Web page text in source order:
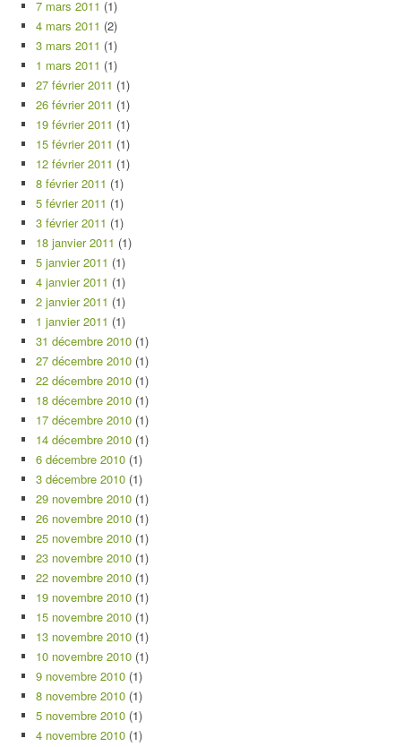
7 mars 2011 (1)
4 mars 2011 (2)
3 mars 2011 (1)
1 mars 2011 (1)
27 février 2011 (1)
26 février 2011 (1)
19 février 2011 (1)
15 février 2011 (1)
12 février 2011 (1)
8 février 2011 (1)
5 février 2011 (1)
3 février 2011 (1)
18 janvier 2011 (1)
5 janvier 2011 (1)
4 janvier 2011 (1)
2 janvier 2011 (1)
1 janvier 2011 (1)
31 décembre 2010 (1)
27 décembre 2010 (1)
22 décembre 2010 (1)
18 décembre 2010 (1)
17 décembre 2010 (1)
14 décembre 2010 (1)
6 décembre 2010 (1)
3 décembre 2010 (1)
29 novembre 2010 (1)
26 novembre 2010 (1)
25 novembre 2010 (1)
23 novembre 2010 (1)
22 novembre 2010 (1)
19 novembre 2010 (1)
15 novembre 2010 (1)
13 novembre 2010 (1)
10 novembre 2010 (1)
9 novembre 2010 (1)
8 novembre 2010 (1)
5 novembre 2010 (1)
4 novembre 2010 (1)